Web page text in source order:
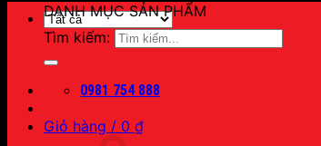
Tìm kiếm:
0981 754 888
Giỏ hàng / 0 ₫
DANH MỤC SẢN PHẨM